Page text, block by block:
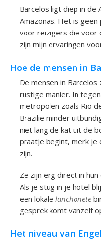
Barcelos ligt diep in de
Amazonas. Het is
voor reizigers die voor
zijn mijn ervaringen
Hoe de mensen in
De mensen in
rustige manier. In
metropolen zoals Rio
Brazilië minder
niet lang de kat uit de
praatje begint, merk je
zijn.
Ze zijn erg direct in
Als je stug in je hotel
een lokale lanchonete
gesprek komt vanzelf
Het niveau van